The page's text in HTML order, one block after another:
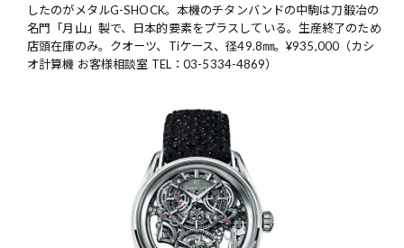
したのがメタルG-SHOCK。本機のチタンバンドの中駒は刀鍛冶の
名門「月山」製で、日本的要素をプラスしている。生産終了のため
店頭在庫のみ。クオーツ、Tiケース、径49.8㎜。¥935,000（カシ
オ計算機 お客様相談室 TEL：03-5334-4869）